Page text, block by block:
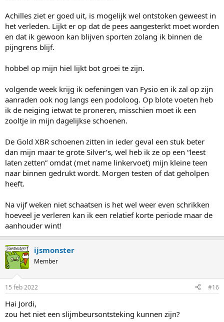
Achilles ziet er goed uit, is mogelijk wel ontstoken geweest in
het verleden. Lijkt er op dat de pees aangesterkt moet worden
en dat ik gewoon kan blijven sporten zolang ik binnen de
pijngrens blijf.
hobbel op mijn hiel lijkt bot groei te zijn.
volgende week krijg ik oefeningen van Fysio en ik zal op zijn
aanraden ook nog langs een podoloog. Op blote voeten heb
ik de neiging ietwat te proneren, misschien moet ik een
zooltje in mijn dagelijkse schoenen.
De Gold XBR schoenen zitten in ieder geval een stuk beter
dan mijn maar te grote Silver’s, wel heb ik ze op een “leest
laten zetten” omdat (met name linkervoet) mijn kleine teen
naar binnen gedrukt wordt. Morgen testen of dat geholpen
heeft.
Na vijf weken niet schaatsen is het wel weer even schrikken
hoeveel je verleren kan ik een relatief korte periode maar de
aanhouder wint!
ijsmonster
Member
15 feb 2022 #16
Hai Jordi,
zou het niet een slijmbeursontsteking kunnen zijn?